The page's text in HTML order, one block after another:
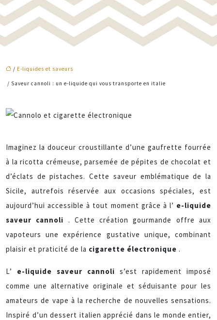
/ E-liquides et saveurs
/ Saveur cannoli : un e-liquide qui vous transporte en italie
Imaginez la douceur croustillante d’une gaufrette fourrée
à la ricotta crémeuse, parsemée de pépites de chocolat et
d’éclats de pistaches. Cette saveur emblématique de la
Sicile, autrefois réservée aux occasions spéciales, est
aujourd’hui accessible à tout moment grâce à l’ e-liquide
saveur cannoli . Cette création gourmande offre aux
vapoteurs une expérience gustative unique, combinant
plaisir et praticité de la cigarette électronique .
L’ e-liquide saveur cannoli s’est rapidement imposé
comme une alternative originale et séduisante pour les
amateurs de vape à la recherche de nouvelles sensations.
Inspiré d’un dessert italien apprécié dans le monde entier,